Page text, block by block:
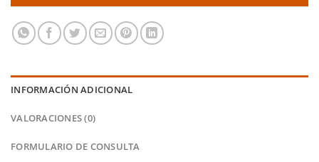
INFORMACIÓN ADICIONAL
VALORACIONES (0)
FORMULARIO DE CONSULTA